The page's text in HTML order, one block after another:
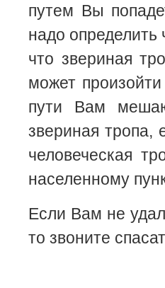
путем Вы
надо определить
что звериная
может
пути Вам
звериная тропа,
человеческая
населенному
Если Вам не
то звоните